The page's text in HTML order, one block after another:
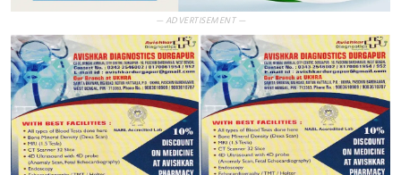
— ADVERTISEMENT —